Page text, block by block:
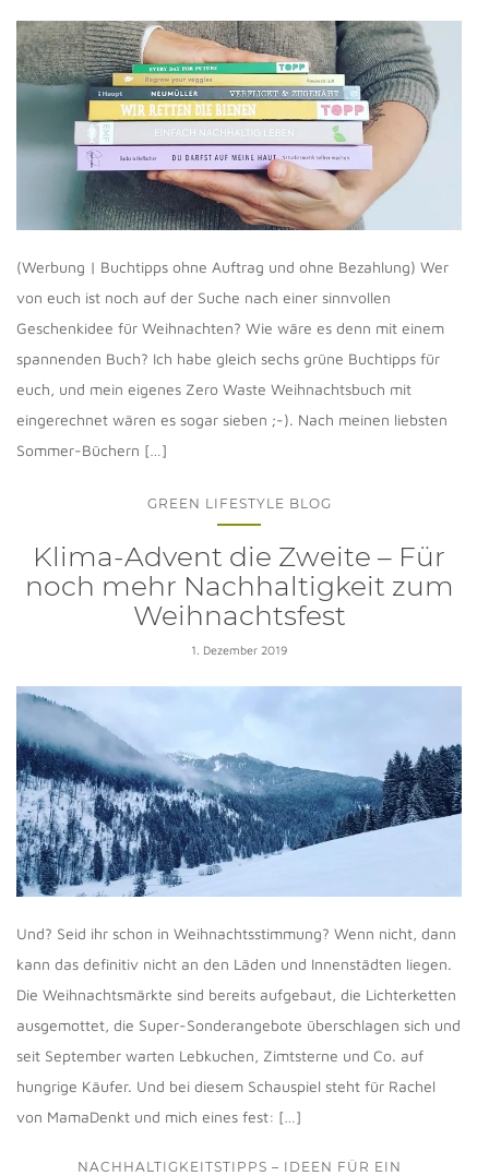
(Werbung | Buchtipps ohne Auftrag und ohne Bezahlung) Wer
von euch ist noch auf der Suche nach einer sinnvollen
Geschenkidee für Weihnachten? Wie wäre es denn mit einem
spannenden Buch? Ich habe gleich sechs grüne Buchtipps für
euch, und mein eigenes Zero Waste Weihnachtsbuch mit
eingerechnet wären es sogar sieben ;-). Nach meinen liebsten
Sommer-Büchern […]
GREEN LIFESTYLE BLOG
Klima-Advent die Zweite – Für
noch mehr Nachhaltigkeit zum
Weihnachtsfest
1. Dezember 2019
Und? Seid ihr schon in Weihnachtsstimmung? Wenn nicht, dann
kann das definitiv nicht an den Läden und Innenstädten liegen.
Die Weihnachtsmärkte sind bereits aufgebaut, die Lichterketten
ausgemottet, die Super-Sonderangebote überschlagen sich und
seit September warten Lebkuchen, Zimtsterne und Co. auf
hungrige Käufer. Und bei diesem Schauspiel steht für Rachel
von MamaDenkt und mich eines fest: […]
NACHHALTIGKEITSTIPPS – IDEEN FÜR EIN